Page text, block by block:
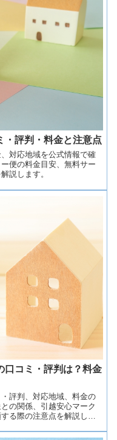
・評判・料金と注意点
対応地域を公式情報で確
便の料金目安、無料サー
説します。
口コミ・評判は？料金
評判、対応地域、料金の
の関係、引越安心マーク
る際の注意点を解説しま